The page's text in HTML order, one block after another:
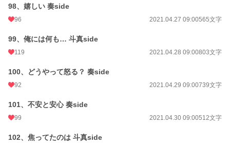
98、嬉しい 奏side
96 2021.04.27 09:00565文字
99、俺には何も… 斗真side
119 2021.04.28 09:00803文字
100、どうやって怒る？ 奏side
92 2021.04.29 09:00739文字
101、不安と安心 奏side
99 2021.04.30 09:00512文字
102、焦ってたのは 斗真side